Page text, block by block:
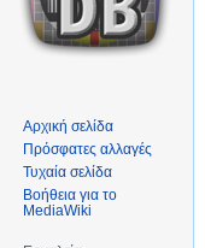
Αρχική σελίδα
Πρόσφατες αλλαγές
Τυχαία σελίδα
Βοήθεια για το
MediaWiki